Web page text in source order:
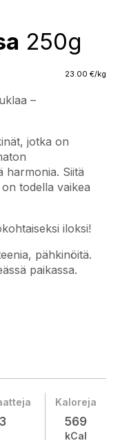
250g
23.00 €/kg
–
jotka on
harmonia. Siitä
todella vaikea
iloksi!
pähkinöitä.
paikassa.
Kaloreja
569
kCal